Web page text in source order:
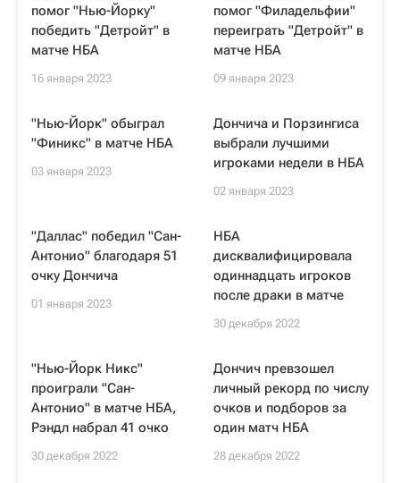
помог "Нью-Йорку"
победить "Детройт" в
матче НБА
16 января 2023
помог "Филадельфии"
переиграть "Детройт" в
матче НБА
09 января 2023
"Нью-Йорк" обыграл
"Финикс" в матче НБА
03 января 2023
Дончича и Порзингиса
выбрали лучшими
игроками недели в НБА
02 января 2023
"Даллас" победил "Сан-
Антонио" благодаря 51
очку Дончича
01 января 2023
НБА
дисквалифицировала
одиннадцать игроков
после драки в матче
30 декабря 2022
"Нью-Йорк Никс"
проиграли "Сан-
Антонио" в матче НБА,
Рэндл набрал 41 очко
30 декабря 2022
Дончич превзошел
личный рекорд по числу
очков и подборов за
один матч НБА
28 декабря 2022